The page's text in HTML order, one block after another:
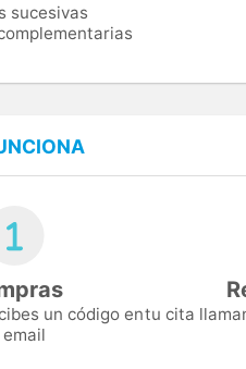
sucesivas
un código entu cita